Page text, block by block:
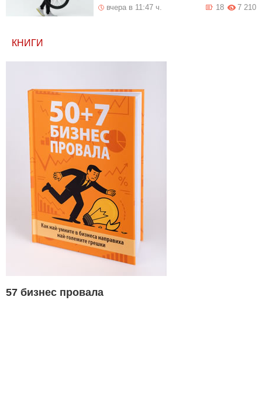
вчера в 11:47 ч. 7 210
18
КНИГИ
57 бизнес провала